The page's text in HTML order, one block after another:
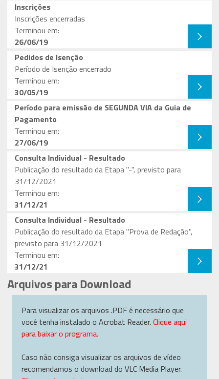
Inscrições
Inscrições encerradas
Terminou em:
26/06/19
Pedidos de Isenção
Período de Isenção encerrado
Terminou em:
30/05/19
Período para emissão de SEGUNDA VIA da Guia de
Pagamento
Terminou em:
27/06/19
Consulta Individual - Resultado
Publicação do resultado da Etapa "-", previsto para
31/12/2021
Terminou em:
31/12/21
Consulta Individual - Resultado
Publicação do resultado da Etapa "Prova de Redação",
previsto para 31/12/2021
Terminou em:
31/12/21
Arquivos para Download
Para visualizar os arquivos .PDF é necessário que
você tenha instalado o Acrobat Reader.Clique aqui
para baixar o programa.
Caso não consiga visualizar os arquivos de vídeo
recomendamos o download do VLC Media Player.